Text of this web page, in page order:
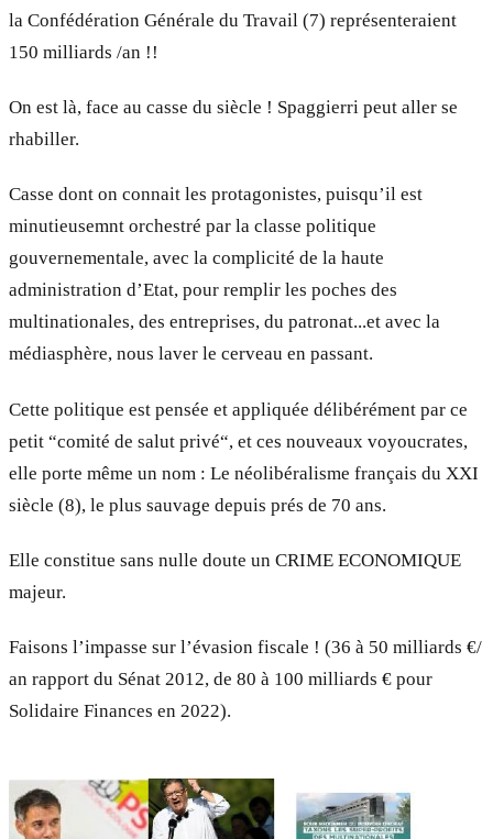
la Confédération Générale du Travail (7) représenteraient
150 milliards /an !!
On est là, face au casse du siècle ! Spaggierri peut aller se
rhabiller.
Casse dont on connait les protagonistes, puisqu’il est
minutieusemnt orchestré par la classe politique
gouvernementale, avec la complicité de la haute
administration d’Etat, pour remplir les poches des
multinationales, des entreprises, du patronat...et avec la
médiasphère, nous laver le cerveau en passant.
Cette politique est pensée et appliquée délibérément par ce
petit “comité de salut privé“, et ces nouveaux voyoucrates,
elle porte même un nom : Le néolibéralisme français du XXI
siècle (8), le plus sauvage depuis prés de 70 ans.
Elle constitue sans nulle doute un CRIME ECONOMIQUE
majeur.
Faisons l’impasse sur l’évasion fiscale ! (36 à 50 milliards €/
an rapport du Sénat 2012, de 80 à 100 milliards € pour
Solidaire Finances en 2022).